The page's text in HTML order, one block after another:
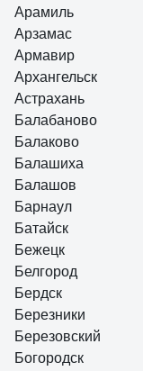
Арамиль
Арзамас
Армавир
Архангельск
Астрахань
Балабаново
Балаково
Балашиха
Балашов
Барнаул
Батайск
Бежецк
Белгород
Бердск
Березники
Березовский
Богородск